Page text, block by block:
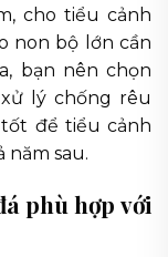
cho tiểu cảnh
non bộ lớn cần
bạn nên chọn
lý chống rêu
để tiểu cảnh
năm sau.
phù hợp với